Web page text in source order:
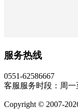
服务热线
0551-62586667
客服服务时段：周一
Copyright © 2007-